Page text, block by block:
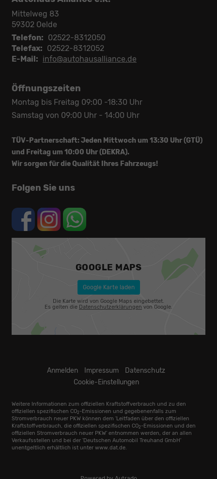
Mittelweg 83
59302 Oelde
Telefon: 02522-8312050
Telefax: 02522-8312052
E-Mail: info@autohausalliance.de
Öffnungszeiten
Montag bis Freitag 09:00 -18:30 Uhr
Samstag von 09:00 Uhr - 14:00 Uhr
TÜV-Partnerschaft: Jeden Mittwoch um 13:30 Uhr (GTÜ)
und Freitag um 10:00 Uhr (DEKRA).
Wir sorgen für die Qualität Ihres Fahrzeugs!
Folgen Sie uns
GOOGLE MAPS
Google Karte laden
Die Karte wird von Google Maps eingebettet.
Es gelten die Datenschutzerklärungen von Google.
Anmelden Impressum
Datenschutz
Cookie-Einstellungen
Weitere Informationen zum offiziellen Kraftstoffverbrauch und zu den
offiziellen spezifischen CO2 -Emissionen und gegebenenfalls zum
Stromverbrauch neuer PKW können dem 'Leitfaden über den offiziellen
Kraftstoffverbrauch, die offiziellen spezifischen CO2 -Emissionen und den
offiziellen Stromverbrauch neuer PKW' entnommen werden, der an allen
Verkaufsstellen und bei der 'Deutschen Automobil Treuhand GmbH'
unentgeltlich erhältlich ist unter www.dat.de.